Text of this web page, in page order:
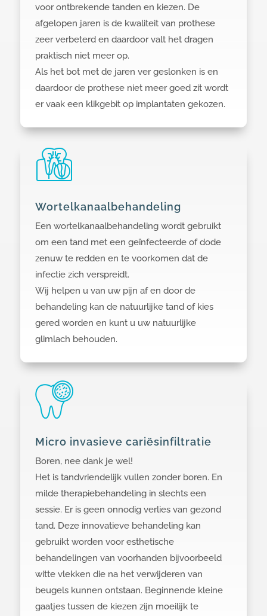
voor ontbrekende tanden en kiezen. De
afgelopen jaren is de kwaliteit van prothese
zeer verbeterd en daardoor valt het dragen
praktisch niet meer op.
Als het bot met de jaren ver geslonken is en
daardoor de prothese niet meer goed zit wordt
er vaak een klikgebit op implantaten gekozen.
Wortelkanaalbehandeling
Een wortelkanaalbehandeling wordt gebruikt
om een tand met een geïnfecteerde of dode
zenuw te redden en te voorkomen dat de
infectie zich verspreidt.
Wij helpen u van uw pijn af en door de
behandeling kan de natuurlijke tand of kies
gered worden en kunt u uw natuurlijke
glimlach behouden.
Micro invasieve cariësinfiltratie
Boren, nee dank je wel!
Het is tandvriendelijk vullen zonder boren. En
milde therapiebehandeling in slechts een
sessie. Er is geen onnodig verlies van gezond
tand. Deze innovatieve behandeling kan
gebruikt worden voor esthetische
behandelingen van voorhanden bijvoorbeeld
witte vlekken die na het verwijderen van
beugels kunnen ontstaan. Beginnende kleine
gaatjes tussen de kiezen zijn moeilijk te